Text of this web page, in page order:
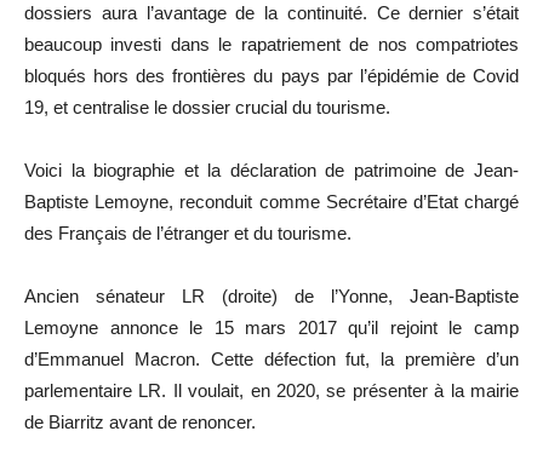
dossiers aura l’avantage de la continuité. Ce dernier s’était
beaucoup investi dans le rapatriement de nos compatriotes
bloqués hors des frontières du pays par l’épidémie de Covid
19, et centralise le dossier crucial du tourisme.
Voici la biographie et la déclaration de patrimoine de Jean-
Baptiste Lemoyne, reconduit comme Secrétaire d’Etat chargé
des Français de l’étranger et du tourisme.
Ancien sénateur LR (droite) de l’Yonne, Jean-Baptiste
Lemoyne annonce le 15 mars 2017 qu’il rejoint le camp
d’Emmanuel Macron. Cette défection fut, la première d’un
parlementaire LR. Il voulait, en 2020, se présenter à la mairie
de Biarritz avant de renoncer.